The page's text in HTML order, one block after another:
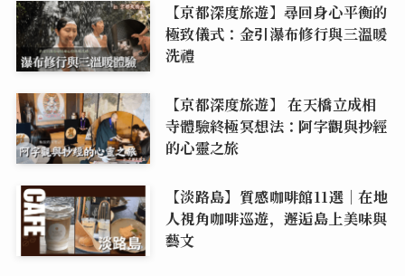
【京都深度旅遊】尋回身心平衡的
極致儀式：金引瀑布修行與三溫暖
洗禮
【京都深度旅遊】 在天橋立成相
寺體驗終極冥想法：阿字觀與抄經
的心靈之旅
【淡路島】質感咖啡館11選｜在地
人視角咖啡巡遊，邂逅島上美味與
藝文